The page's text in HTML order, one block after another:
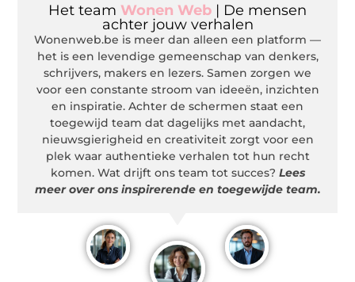
Het team Wonen Web | De mensen
achter jouw verhalen
Wonenweb.be is meer dan alleen een platform —
het is een levendige gemeenschap van denkers,
schrijvers, makers en lezers. Samen zorgen we
voor een constante stroom van ideeën, inzichten
en inspiratie. Achter de schermen staat een
toegewijd team dat dagelijks met aandacht,
nieuwsgierigheid en creativiteit zorgt voor een
plek waar authentieke verhalen tot hun recht
komen. Wat drijft ons team tot succes? Lees
meer over ons inspirerende en toegewijde team.